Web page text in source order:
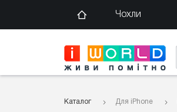
Чохли
Каталог Для iPhone